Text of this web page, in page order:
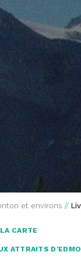
et environs //
CARTE
ATTRAITS